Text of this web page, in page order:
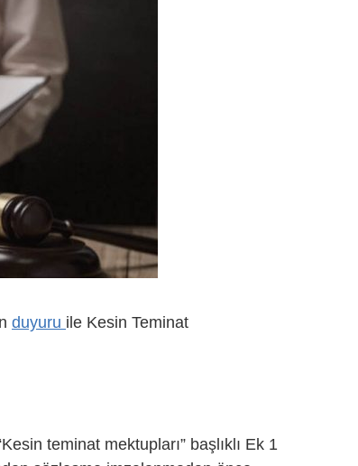
duyuru ile Kesin Teminat
teminat mektupları” başlıklı Ek 1